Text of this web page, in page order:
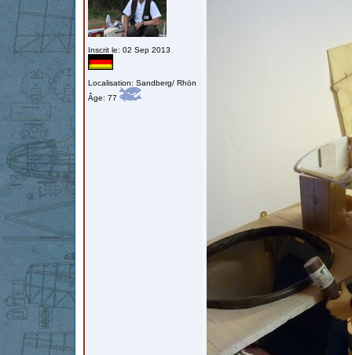
Inscrit le: 02 Sep 2013
Localisation: Sandberg/ Rhön
Âge: 77